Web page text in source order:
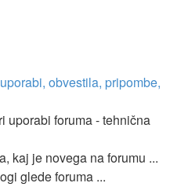
obvestila, pripombe,
uporabi foruma - tehnična
kaj je novega na forumu ...
glede foruma ...